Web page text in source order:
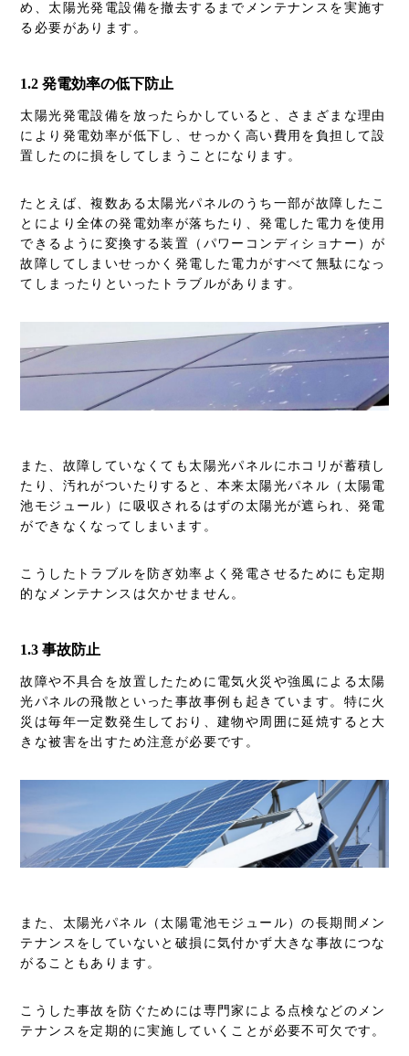
め、太陽光発電設備を撤去するまでメンテナンスを実施す
る必要があります。
1.2 発電効率の低下防止
太陽光発電設備を放ったらかしていると、さまざまな理由
により発電効率が低下し、せっかく高い費用を負担して設
置したのに損をしてしまうことになります。
たとえば、複数ある太陽光パネルのうち一部が故障したこ
とにより全体の発電効率が落ちたり、発電した電力を使用
できるように変換する装置（パワーコンディショナー）が
故障してしまいせっかく発電した電力がすべて無駄になっ
てしまったりといったトラブルがあります。
また、故障していなくても太陽光パネルにホコリが蓄積し
たり、汚れがついたりすると、本来太陽光パネル （太陽電
池モジュール） に吸収されるはずの太陽光が遮られ、発電
ができなくなってしまいます。
こうしたトラブルを防ぎ効率よく発電させるためにも定期
的なメンテナンスは欠かせません。
1.3 事故防止
故障や不具合を放置したために電気火災や強風による太陽
光パネルの飛散といった事故事例も起きています。特に火
災は毎年一定数発生しており、建物や周囲に延焼すると大
きな被害を出すため注意が必要です。
また、太陽光パネル （太陽電池モジュール）の長期間メン
テナンスをしていないと破損に気付かず大きな事故につな
がることもあります。
こうした事故を防ぐためには専門家による点検などのメン
テナンスを定期的に実施していくことが必要不可欠です。